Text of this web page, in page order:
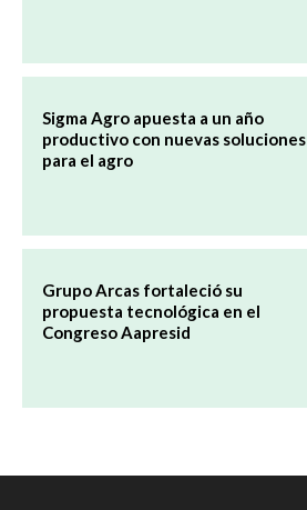
Sigma Agro apuesta a un año
productivo con nuevas soluciones
para el agro
Grupo Arcas fortaleció su
propuesta tecnológica en el
Congreso Aapresid